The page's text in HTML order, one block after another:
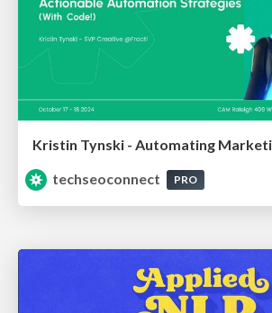
techseoconnect
PRO